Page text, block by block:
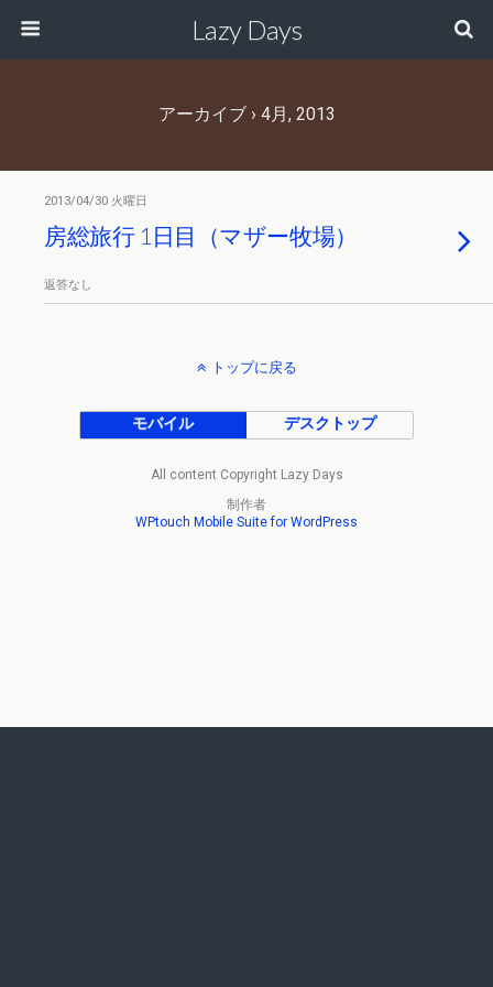
Lazy Days
アーカイブ › 4月, 2013
2013/04/30 火曜日
房総旅行 1日目（マザー牧場）
返答なし
トップに戻る
モバイル デスクトップ
All content Copyright Lazy Days
制作者
WPtouch Mobile Suite for WordPress